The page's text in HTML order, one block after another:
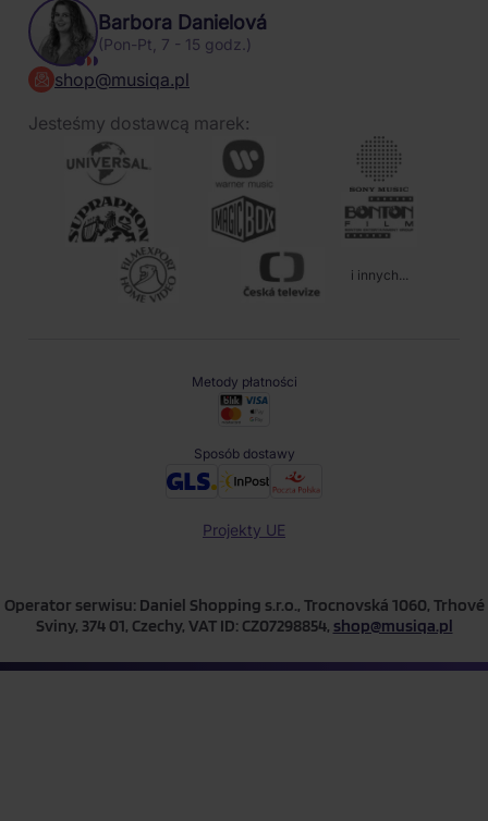
Barbora Danielová
(Pon-Pt, 7 - 15 godz.)
shop@musiqa.pl
Jesteśmy dostawcą marek:
i innych...
Metody płatności
Sposób dostawy
Projekty UE
Operator serwisu: Daniel Shopping s.r.o., Trocnovská 1060, Trhové
Sviny, 374 01, Czechy, VAT ID: CZ07298854, shop@musiqa.pl